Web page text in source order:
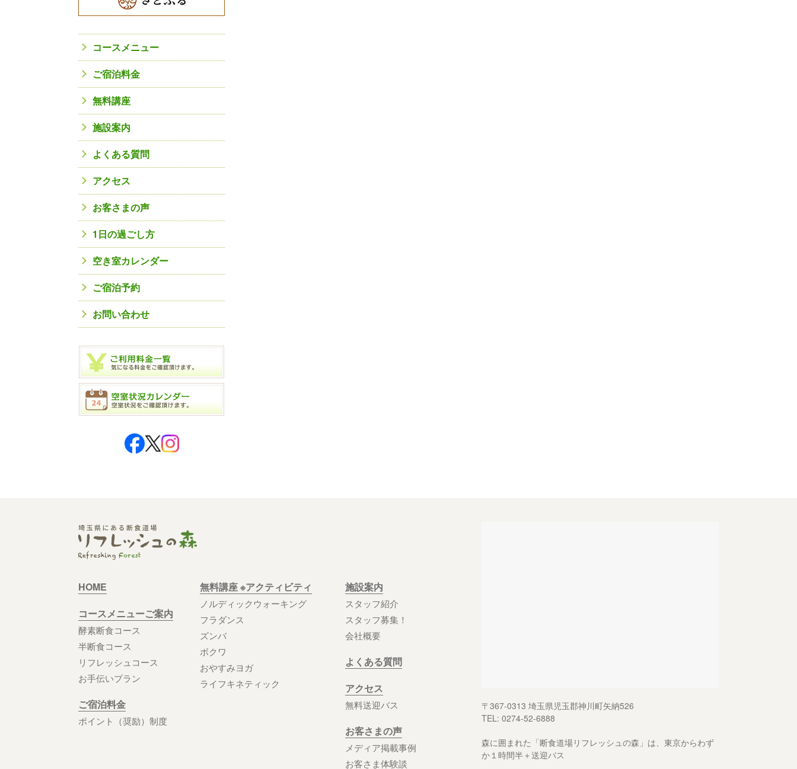
コースメニュー
ご宿泊料金
無料講座
施設案内
よくある質問
アクセス
お客さまの声
1日の過ごし方
空き室カレンダー
ご宿泊予約
お問い合わせ
HOME
コースメニューご案内
酵素断食コース
半断食コース
リフレッシュコース
お手伝いプラン
ご宿泊料金
ポイント（奨励）制度
無料講座 ※アクティビティ
ノルディックウォーキング
フラダンス
ズンバ
ボクワ
おやすみヨガ
ライフキネティック
施設案内
スタッフ紹介
スタッフ募集！
会社概要
よくある質問
アクセス
無料送迎バス
お客さまの声
メディア掲載事例
お客さま体験談
〒367-0313 埼玉県児玉郡神川町矢納526
TEL: 0274-52-6888
森に囲まれた「断食道場リフレッシュの森」は、東京からわず
か１時間半＋送迎バス